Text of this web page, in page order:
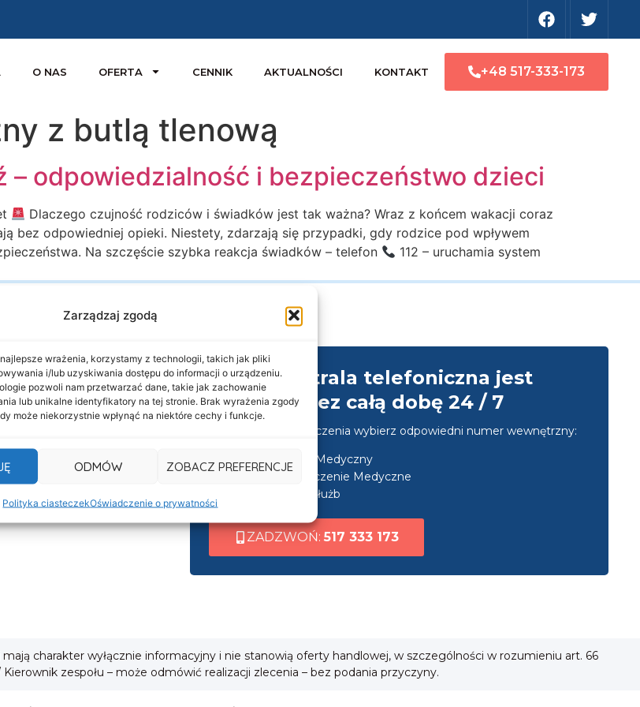
Zarządzaj zgodą
wrażenia, korzystamy z technologii, takich jak pliki
i/lub uzyskiwania dostępu do informacji o urządzeniu.
pozwoli nam przetwarzać dane, takie jak zachowanie
lub unikalne identyfikatory na tej stronie. Brak wyrażenia zgody
może niekorzystnie wpłynąć na niektóre cechy i funkcje.
ODMÓW ZOBACZ PREFERENCJE
Polityka ciasteczekOświadczenie o prywatności
O NAS OFERTA CENNIK AKTUALNOŚCI KONTAKT +48 517-333-173
z butlą tlenową
– odpowiedzialność i bezpieczeństwo dzieci
Dlaczego czujność rodziców i świadków jest tak ważna? Wraz z końcem wakacji coraz
bez odpowiedniej opieki. Niestety, zdarzają się przypadki, gdy rodzice pod wpływem
Na szczęście szybka reakcja świadków – telefon
112 – uruchamia system
Informacje
Deklaracja dostępności
Klauzula informacyjna
Nasza centrala telefoniczna jest
czynna przez całą dobę 24 / 7
Po nawiązaniu połączenia wybierz odpowiedni numer wewnętrzny:
wew. 1 ➜ Transport Medyczny
wew. 2 ➜ Zabezpieczenie Medyczne
wew. 3 ➜ Obsługa służb
ZADZWOŃ:517 333 173
charakter wyłącznie informacyjny i nie stanowią oferty handlowej, w szczególności w rozumieniu art. 66
zespołu – może odmówić realizacji zlecenia – bez podania przyczyny.